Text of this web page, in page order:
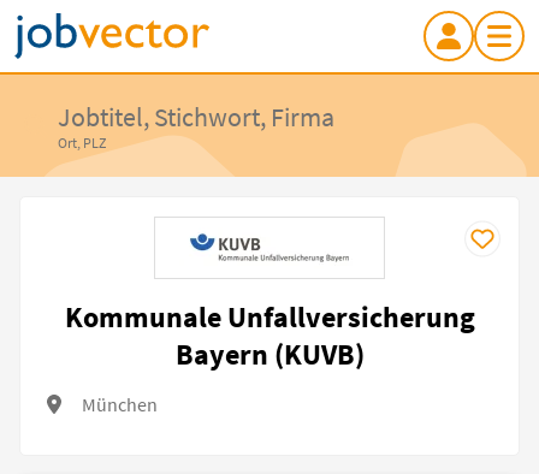
Jobtitel, Stichwort, Firma
Ort, PLZ
Kommunale Unfallversicherung
Bayern (KUVB)
München